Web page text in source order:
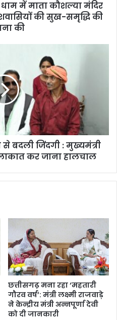
में माता कौशल्या मंदिर
की सुख-समृद्धि की
की
बदली जिंदगी : मुख्यमंत्री
कर जाना हालचाल
छत्तीसगढ़ मना रहा ‘महतारी
गौरव वर्ष’: मंत्री लक्ष्मी राजवाड़े
ने केन्द्रीय मंत्री अन्नपूर्णा देवी
को दी जानकारी